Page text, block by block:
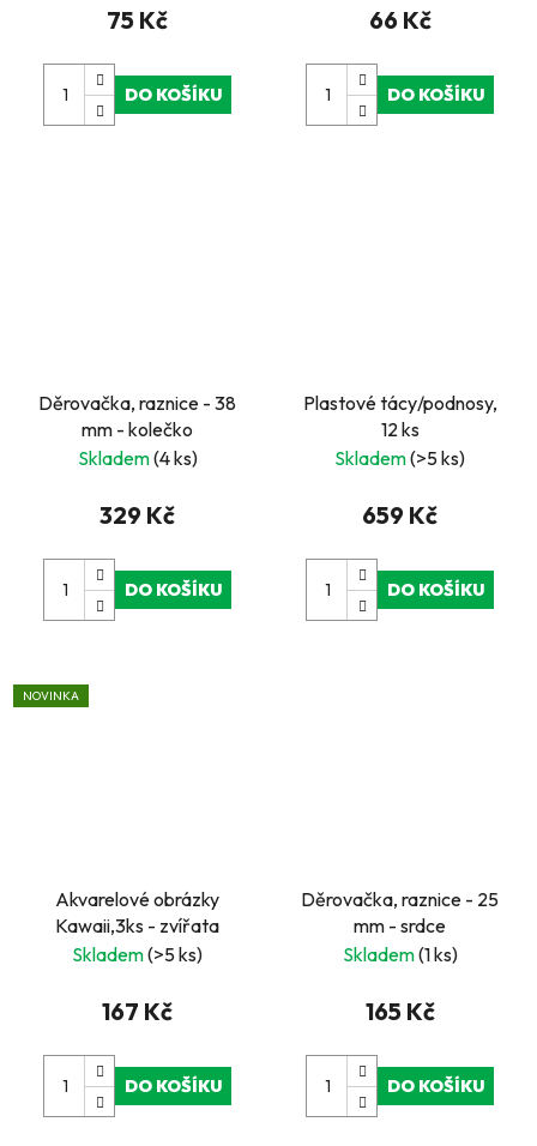
75 Kč
DO KOŠÍKU
66 Kč
DO KOŠÍKU
Děrovačka, raznice - 38
mm - kolečko
Skladem(4 ks)
329 Kč
DO KOŠÍKU
Plastové tácy/podnosy,
12 ks
Skladem(>5 ks)
659 Kč
DO KOŠÍKU
NOVINKA
Akvarelové obrázky
Kawaii,3ks - zvířata
Skladem(>5 ks)
167 Kč
DO KOŠÍKU
Děrovačka, raznice - 25
mm - srdce
Skladem(1 ks)
165 Kč
DO KOŠÍKU